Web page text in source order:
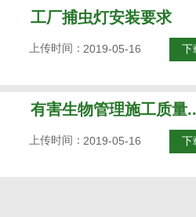
工厂捕虫灯安装要求
2019-05-16
上传时间： 下
有害生物管理施工质量
2019-05-16
上传时间： 下